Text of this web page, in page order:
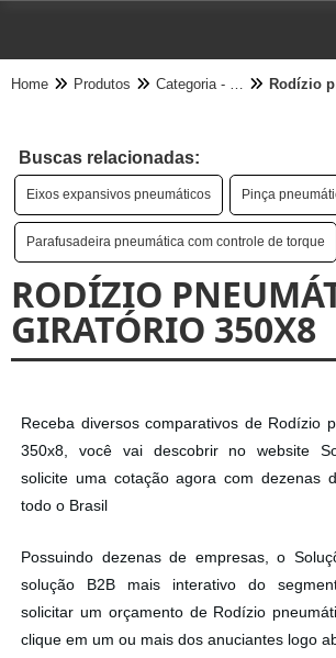
Home Produtos Categoria - Pneumático
Buscas relacionadas:
Eixos expansivos pneumáticos Pinça
Parafusadeira pneumática com controle de torque
RODÍZIO
GIRATÓRIO 350X8
Receba diversos comparativos de Rodízio
350x8, você vai descobrir no website
solicite uma cotação agora com dezenas
todo o Brasil
Possuindo dezenas de empresas, o
solução B2B mais interativo do
solicitar um orçamento de Rodízio
clique em um ou mais dos anuciantes logo